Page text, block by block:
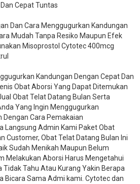
Cepat Tuntas
Dan Cara Menggugurkan Kandungan
Mudah Tanpa Resiko Maupun Efek
Misoprostol Cytotec 400mcg
Kandungan Dengan Cepat Dan
Obat Aborsi Yang Dapat Ditemukan
Obat Telat Datang Bulan Serta
Yang Ingin Menggugurkan
Dengan Cara Pemakaian
Langsung Admin Kami Paket Obat
Customer, Obat Telat Datang Bulan Ini
Sudah Menikah Maupun Belum
Melakukan Aborsi Harus Mengetahui
Tidak Tahu Atau Kurang Yakin Berapa
Bicara Sama Admi kami. Cytotec dan